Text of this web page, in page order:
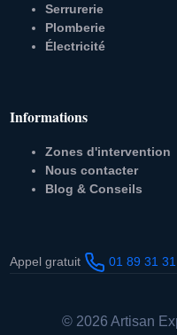
Serrurerie
Plomberie
Électricité
Informations
Zones d'intervention
Nous contacter
Blog & Conseils
Appel gratuit 01 89 31 31
© 2026 Artisan